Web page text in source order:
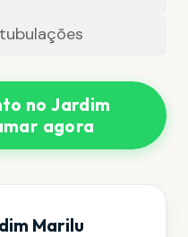
no Jardim
agora
Marilu